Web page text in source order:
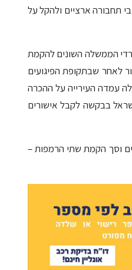
תחבורה ארציים ולהקל על
הממשלה השונים להקמת
לאחר שבתקופת הפיגועים
עמדה העירייה על ההכרה
בבקשה לקבל אישורים
– כשנתיים וסך הקמת שתי הרמפות –